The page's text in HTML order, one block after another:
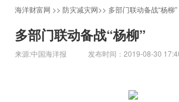
海洋财富网 >> 防灾减灾网>> 多部门联动备战“杨柳”
多部门联动备战“杨柳”
来源:中国海洋报 发布时间：2019-08-30